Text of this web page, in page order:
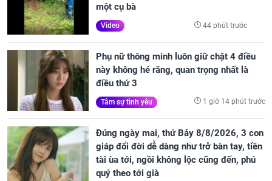
một cụ bà
Video 44 phút trước
Phụ nữ thông minh luôn giữ chặt 4 điều
này không hé răng, quan trọng nhất là
điều thứ 3
Tâm sự tình yêu 1 giờ 14 phút trước
Đúng ngày mai, thứ Bảy 8/8/2026, 3 con
giáp đổi đời dễ dàng như trở bàn tay, tiền
tài ùa tới, ngồi không lộc cũng đến, phú
quý theo tới già